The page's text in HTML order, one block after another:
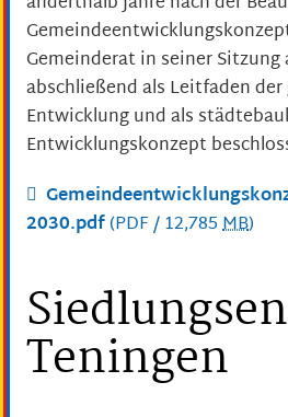
Gemeinderat in seiner Sitzung
abschließend als Leitfaden
Entwicklung und als
Entwicklungskonzept
2030.pdf(PDF / 12,785MB)
Teningen